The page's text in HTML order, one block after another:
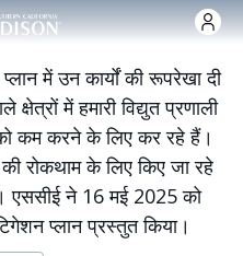
में उन कार्यों की रूपरेखा दी
में हमारी विद्युत प्रणाली
कम करने के लिए कर रहे हैं।
रोकथाम के लिए किए जा रहे
एससीई ने 16 मई 2025 को
प्लान प्रस्तुत किया।